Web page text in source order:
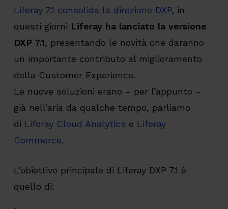
Liferay 7.1 consolida la direzione DXP, in
questi giorni Liferay ha lanciato la versione
DXP 7.1, presentando le novità che daranno
un importante contributo al miglioramento
della Customer Experience.
Le nuove soluzioni erano – per l’appunto –
già nell’aria da qualche tempo, parliamo
di Liferay Cloud Analytics e Liferay
Commerce.
L’obiettivo principale di Liferay DXP 7.1 è
quello di: